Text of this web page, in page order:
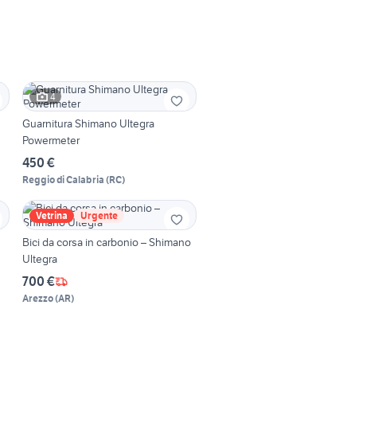
4
Guarnitura Shimano Ultegra
Powermeter
450 €
Reggio di Calabria (RC)
Vetrina Urgente
Bici da corsa in carbonio – Shimano
Ultegra
700 €
Arezzo(AR)